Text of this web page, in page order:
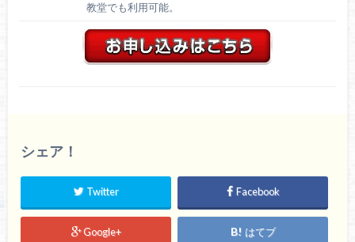
教堂でも利用可能。
シェア！
Twitter Facebook
Google+ はてブ